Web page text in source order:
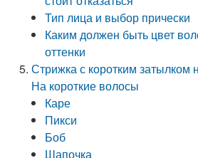
Тип лица и выбор прически
Каким должен быть цвет
оттенки
Стрижка с коротким
На короткие волосы
Каре
Пикси
Боб
Шапочка